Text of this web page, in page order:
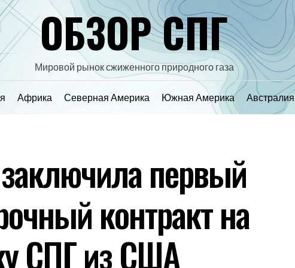
ОБЗОР СПГ
Мировой рынок сжиженного природного газа
Африка Северная Америка Южная Америка Австралия
первый
контракт на
СПГ из США